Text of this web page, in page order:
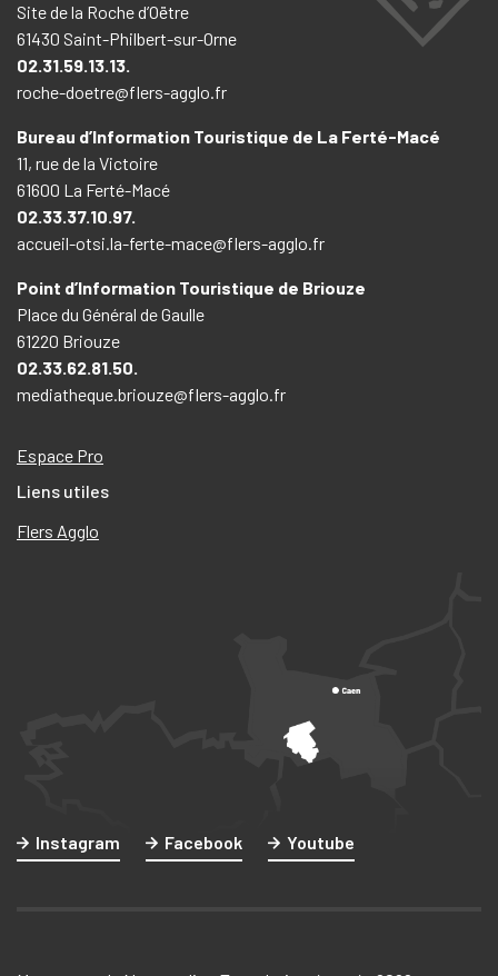
Site de la Roche d’Oëtre
61430 Saint-Philbert-sur-Orne
02.31.59.13.13.
roche-doetre@flers-agglo.fr
Bureau d’Information Touristique de La Ferté-Macé
11, rue de la Victoire
61600 La Ferté-Macé
02.33.37.10.97.
accueil-otsi.la-ferte-mace@flers-agglo.fr
Point d’Information Touristique de Briouze
Place du Général de Gaulle
61220 Briouze
02.33.62.81.50.
mediatheque.briouze@flers-agglo.fr
Espace Pro
Liens utiles
Flers Agglo
Instagram Facebook Youtube